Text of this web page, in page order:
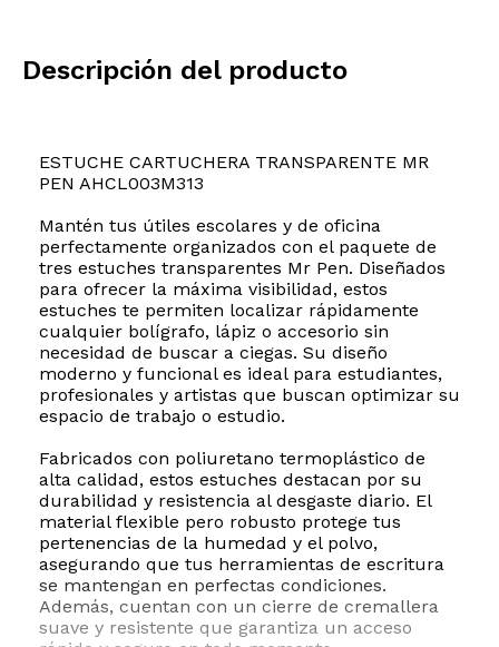
Descripción del producto
ESTUCHE CARTUCHERA TRANSPARENTE MR
PEN AHCL003M313
Mantén tus útiles escolares y de oficina
perfectamente organizados con el paquete de
tres estuches transparentes Mr Pen. Diseñados
para ofrecer la máxima visibilidad, estos
estuches te permiten localizar rápidamente
cualquier bolígrafo, lápiz o accesorio sin
necesidad de buscar a ciegas. Su diseño
moderno y funcional es ideal para estudiantes,
profesionales y artistas que buscan optimizar su
espacio de trabajo o estudio.
Fabricados con poliuretano termoplástico de
alta calidad, estos estuches destacan por su
durabilidad y resistencia al desgaste diario. El
material flexible pero robusto protege tus
pertenencias de la humedad y el polvo,
asegurando que tus herramientas de escritura
se mantengan en perfectas condiciones.
Además, cuentan con un cierre de cremallera
suave y resistente que garantiza un acceso